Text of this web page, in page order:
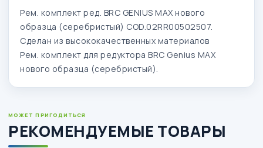
Рем. комплект ред. BRC GENIUS MAX нового
образца (серебристый) COD.02RR00502507.
Сделан из высококачественных материалов
Рем. комплект для редуктора BRC Genius MAX
нового образца (серебристый).
МОЖЕТ ПРИГОДИТЬСЯ
РЕКОМЕНДУЕМЫЕ ТОВАРЫ